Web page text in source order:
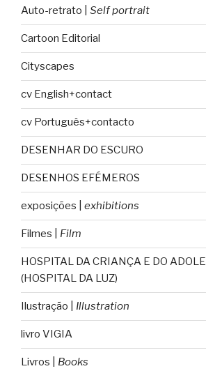
Auto-retrato | Self portrait
Cartoon Editorial
Cityscapes
cv English+contact
cv Português+contacto
DESENHAR DO ESCURO
DESENHOS EFÉMEROS
exposições | exhibitions
Filmes | Film
HOSPITAL DA CRIANÇA E DO
(HOSPITAL DA LUZ)
Ilustração | Illustration
livro VIGIA
Livros | Books